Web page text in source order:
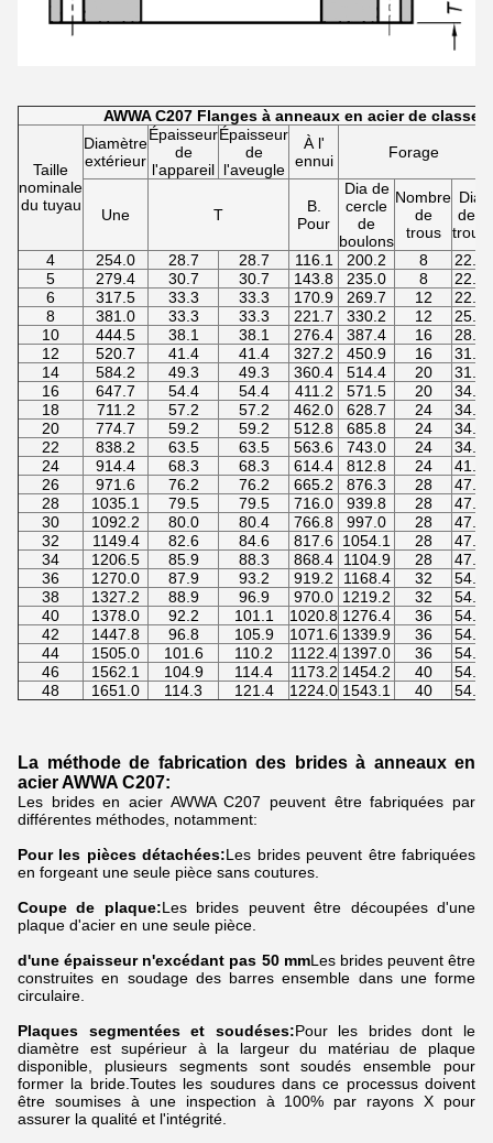
AWWA C207 Flanges à anneaux en acier de classe F
Taille
nominale
du tuyau
Diamètre
extérieur
Épaisseur
de
l'appareil
Épaisseur
de
l'aveugle
À l'
ennui
Forage
Une T
B.
Pour
Dia de
cercle
de
boulons
Nombre
de
trous
Dia
des
trous
4
254.0 28.7 28.7 116.1 200.2 8
22.2
5
279.4 30.7 30.7 143.8 235.0 8
22.2
6
317.5 33.3 33.3 170.9 269.7 12
22.2
8
381.0 33.3 33.3 221.7 330.2 12
25.4
10
444.5 38.1 38.1 276.4 387.4 16
28.6
12
520.7 41.4 41.4 327.2 450.9 16
31.8
14
584.2 49.3 49.3 360.4 514.4 20
31.8
16
647.7 54.4 54.4 411.2 571.5 20
34.9
18
711.2 57.2 57.2 462.0 628.7 24
34.9
20
774.7 59.2 59.2 512.8 685.8 24
34.9
22
838.2 63.5 63.5 563.6 743.0 24
34.9
24
914.4 68.3 68.3 614.4 812.8 24
41.3
26
971.6 76.2 76.2 665.2 876.3 28
47.6
28
1035.1 79.5 79.5 716.0 939.8 28
47.6
30
1092.2 80.0 80.4 766.8 997.0 28
47.6
32
1149.4 82.6 84.6 817.6 1054.1 28
47.6
34
1206.5 85.9 88.3 868.4 1104.9 28
47.6
36
1270.0 87.9 93.2 919.2 1168.4 32
54.0
38
1327.2 88.9 96.9 970.0 1219.2 32
54.0
40
1378.0 92.2 101.1 1020.8 1276.4 36
54.0
42
1447.8 96.8 105.9 1071.6 1339.9 36
54.0
44
1505.0 101.6 110.2 1122.4 1397.0 36
54.0
46
1562.1 104.9 114.4 1173.2 1454.2 40
54.0
48
1651.0 114.3 121.4 1224.0 1543.1 40 54.0
La méthode de fabrication des brides à anneaux en
acier AWWA C207:
Les brides en acier AWWA C207 peuvent être fabriquées par
différentes méthodes, notamment:
Pour les pièces détachées:Les brides peuvent être fabriquées
en forgeant une seule pièce sans coutures.
Coupe de plaque:Les brides peuvent être découpées d'une
plaque d'acier en une seule pièce.
d'une épaisseur n'excédant pas 50 mmLes brides peuvent être
construites en soudage des barres ensemble dans une forme
circulaire.
Plaques segmentées et soudéses:Pour les brides dont le
diamètre est supérieur à la largeur du matériau de plaque
disponible, plusieurs segments sont soudés ensemble pour
former la bride.Toutes les soudures dans ce processus doivent
être soumises à une inspection à 100% par rayons X pour
assurer la qualité et l'intégrité.